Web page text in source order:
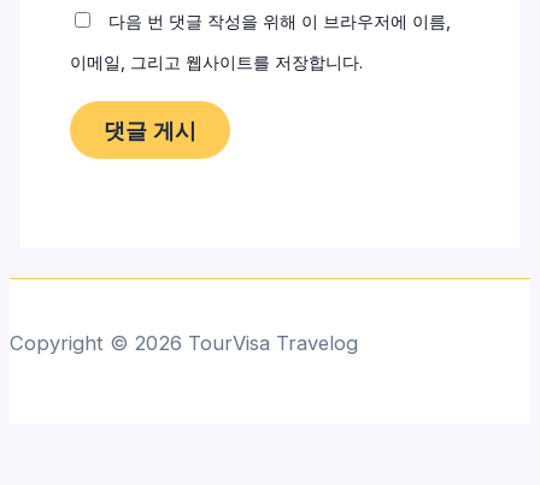
다음 번 댓글 작성을 위해 이 브라우저에 이름,
이메일, 그리고 웹사이트를 저장합니다.
Copyright © 2026 TourVisa Travelog